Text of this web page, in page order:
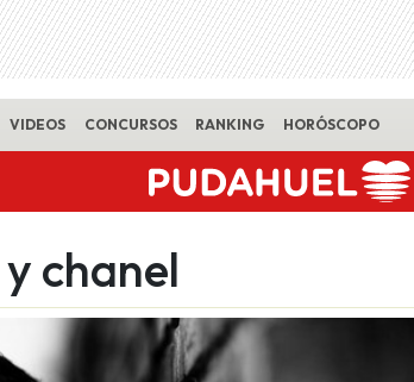
VIDEOS CONCURSOS RANKING HORÓSCOPO
chanel